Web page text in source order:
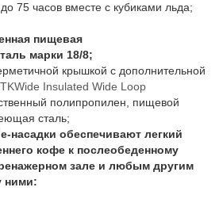
75 часов вместе с кубиками льда;
пищевая
марки 18/8;
крышкой с дополнительной
TKWide Insulated Wide Loop
полипропилен, пищевой
сталь;
насадки обеспечивают легкий
кофе к послеобеденному
зале и любым другим
ними: